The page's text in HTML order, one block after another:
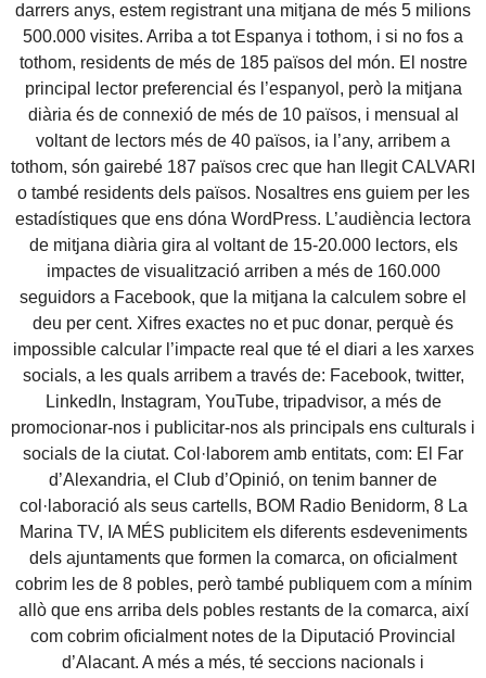
darrers anys, estem registrant una mitjana de més 5 milions
500.000 visites. Arriba a tot Espanya i tothom, i si no fos a
tothom, residents de més de 185 països del món. El nostre
principal lector preferencial és l’espanyol, però la mitjana
diària és de connexió de més de 10 països, i mensual al
voltant de lectors més de 40 països, ia l’any, arribem a
tothom, són gairebé 187 països crec que han llegit CALVARI
o també residents dels països. Nosaltres ens guiem per les
estadístiques que ens dóna WordPress. L’audiència lectora
de mitjana diària gira al voltant de 15-20.000 lectors, els
impactes de visualització arriben a més de 160.000
seguidors a Facebook, que la mitjana la calculem sobre el
deu per cent. Xifres exactes no et puc donar, perquè és
impossible calcular l’impacte real que té el diari a les xarxes
socials, a les quals arribem a través de: Facebook, twitter,
LinkedIn, Instagram, YouTube, tripadvisor, a més de
promocionar-nos i publicitar-nos als principals ens culturals i
socials de la ciutat. Col·laborem amb entitats, com: El Far
d’Alexandria, el Club d’Opinió, on tenim banner de
col·laboració als seus cartells, BOM Radio Benidorm, 8 La
Marina TV, IA MÉS publicitem els diferents esdeveniments
dels ajuntaments que formen la comarca, on oficialment
cobrim les de 8 pobles, però també publiquem com a mínim
allò que ens arriba dels pobles restants de la comarca, així
com cobrim oficialment notes de la Diputació Provincial
d’Alacant. A més a més, té seccions nacionals i